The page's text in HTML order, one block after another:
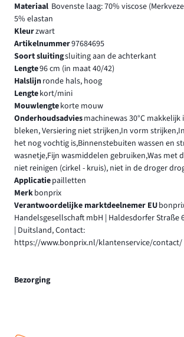
Materiaal Bovenste laag: 70% viscose
5% elastan
Kleurzwart
Artikelnummer97684695
Soort sluitingsluiting aan de achterkant
Lengte96 cm (in maat 40/42)
Halslijnronde hals, hoog
Lengtekort/mini
Mouwlengtekorte mouw
Onderhoudsadviesmachinewas 30°C
bleken, Versiering niet strijken,In vorm
het nog vochtig is,Binnenstebuiten wassen en
wasnetje,Fijn wasmiddelen gebruiken,Was met
niet reinigen (cirkel - kruis), niet in de droger
Applicatiepailletten
Merkbonprix
Verantwoordelijke marktdeelnemer EU
Handelsgesellschaft mbH | Haldesdorfer Straße
| Duitsland, Contact:
https://www.bonprix.nl/klantenservice/contact/
Bezorging